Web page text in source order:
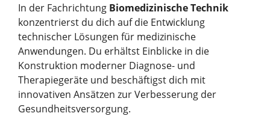
In der Fachrichtung Biomedizinische Technik
konzentrierst du dich auf die Entwicklung
technischer Lösungen für medizinische
Anwendungen. Du erhältst Einblicke in die
Konstruktion moderner Diagnose- und
Therapiegeräte und beschäftigst dich mit
innovativen Ansätzen zur Verbesserung der
Gesundheitsversorgung.